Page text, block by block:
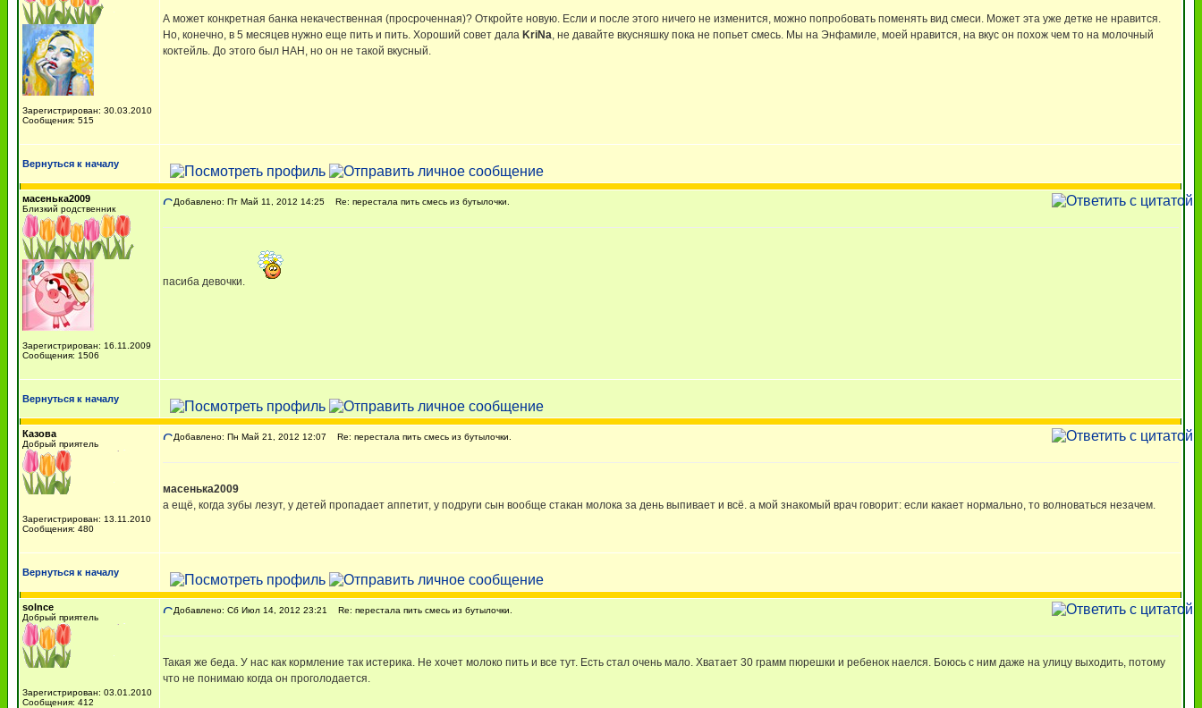
Зарегистрирован: 30.03.2010
Сообщения: 515
А может конкретная банка некачественная (просроченная)? Откройте новую. Если и после этого ничего не изменится, можно попробовать поменять вид смеси. Может эта уже детке не нравится.
Но, конечно, в 5 месяцев нужно еще пить и пить. Хороший совет дала KriNa, не давайте вкусняшку пока не попьет смесь. Мы на Энфамиле, моей нравится, на вкус он похож чем то на молочный
коктейль. До этого был НАН, но он не такой вкусный.
Вернуться к началу
масенька2009
Близкий родственник
Зарегистрирован: 16.11.2009
Сообщения: 1506
Добавлено: Пт Май 11, 2012 14:25 Re: перестала пить смесь из бутылочки.
пасиба девочки.
Вернуться к началу
Казова
Добрый приятель
Зарегистрирован: 13.11.2010
Сообщения: 480
Добавлено: Пн Май 21, 2012 12:07 Re: перестала пить смесь из бутылочки.
масенька2009
а ещё, когда зубы лезут, у детей пропадает аппетит, у подруги сын вообще стакан молока за день выпивает и всё. а мой знакомый врач говорит: если какает нормально, то волноваться незачем.
Вернуться к началу
solnce
Добрый приятель
Зарегистрирован: 03.01.2010
Сообщения: 412
Добавлено: Сб Июл 14, 2012 23:21 Re: перестала пить смесь из бутылочки.
Такая же беда. У нас как кормление так истерика. Не хочет молоко пить и все тут. Есть стал очень мало. Хватает 30 грамм пюрешки и ребенок наелся. Боюсь с ним даже на улицу выходить, потому
что не понимаю когда он проголодается.